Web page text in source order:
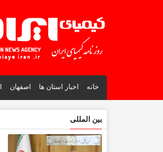
خانه اخبار استان ها اصفهان
بین المللی